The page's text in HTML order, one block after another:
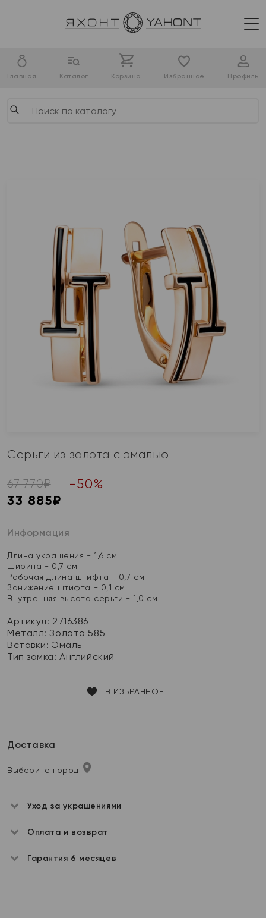
Главная Каталог Корзина Избранное Профиль
Серьги из золота с эмалью
67 770₽ -50%
33 885₽
Информация
Длина украшения - 1,6 см
Ширина - 0,7 см
Рабочая длина штифта - 0,7 см
Занижение штифта - 0,1 см
Внутренняя высота серьги - 1,0 см
Артикул: 2716386
Металл:Золото 585
Вставки: Эмаль
Тип замка:Английский
В ИЗБРАННОЕ
Доставка
Выберите город
Уход за украшениями
Оплата и возврат
Гарантия 6 месяцев